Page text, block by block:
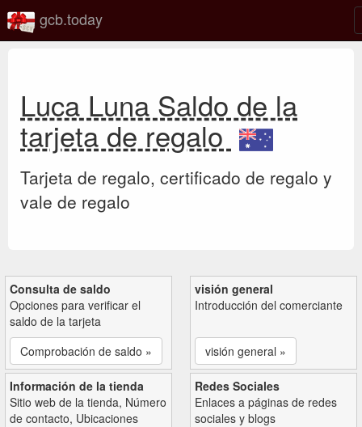
gcb.today
Luca Luna Saldo de la
tarjeta de regalo
Tarjeta de regalo, certificado de regalo y
vale de regalo
Consulta de saldo
Opciones para verificar el
saldo de la tarjeta
Comprobación de saldo »
visión general
Introducción del comerciante
visión general »
Información de la tienda
Sitio web de la tienda, Número
de contacto, Ubicaciones
Redes Sociales
Enlaces a páginas de redes
sociales y blogs